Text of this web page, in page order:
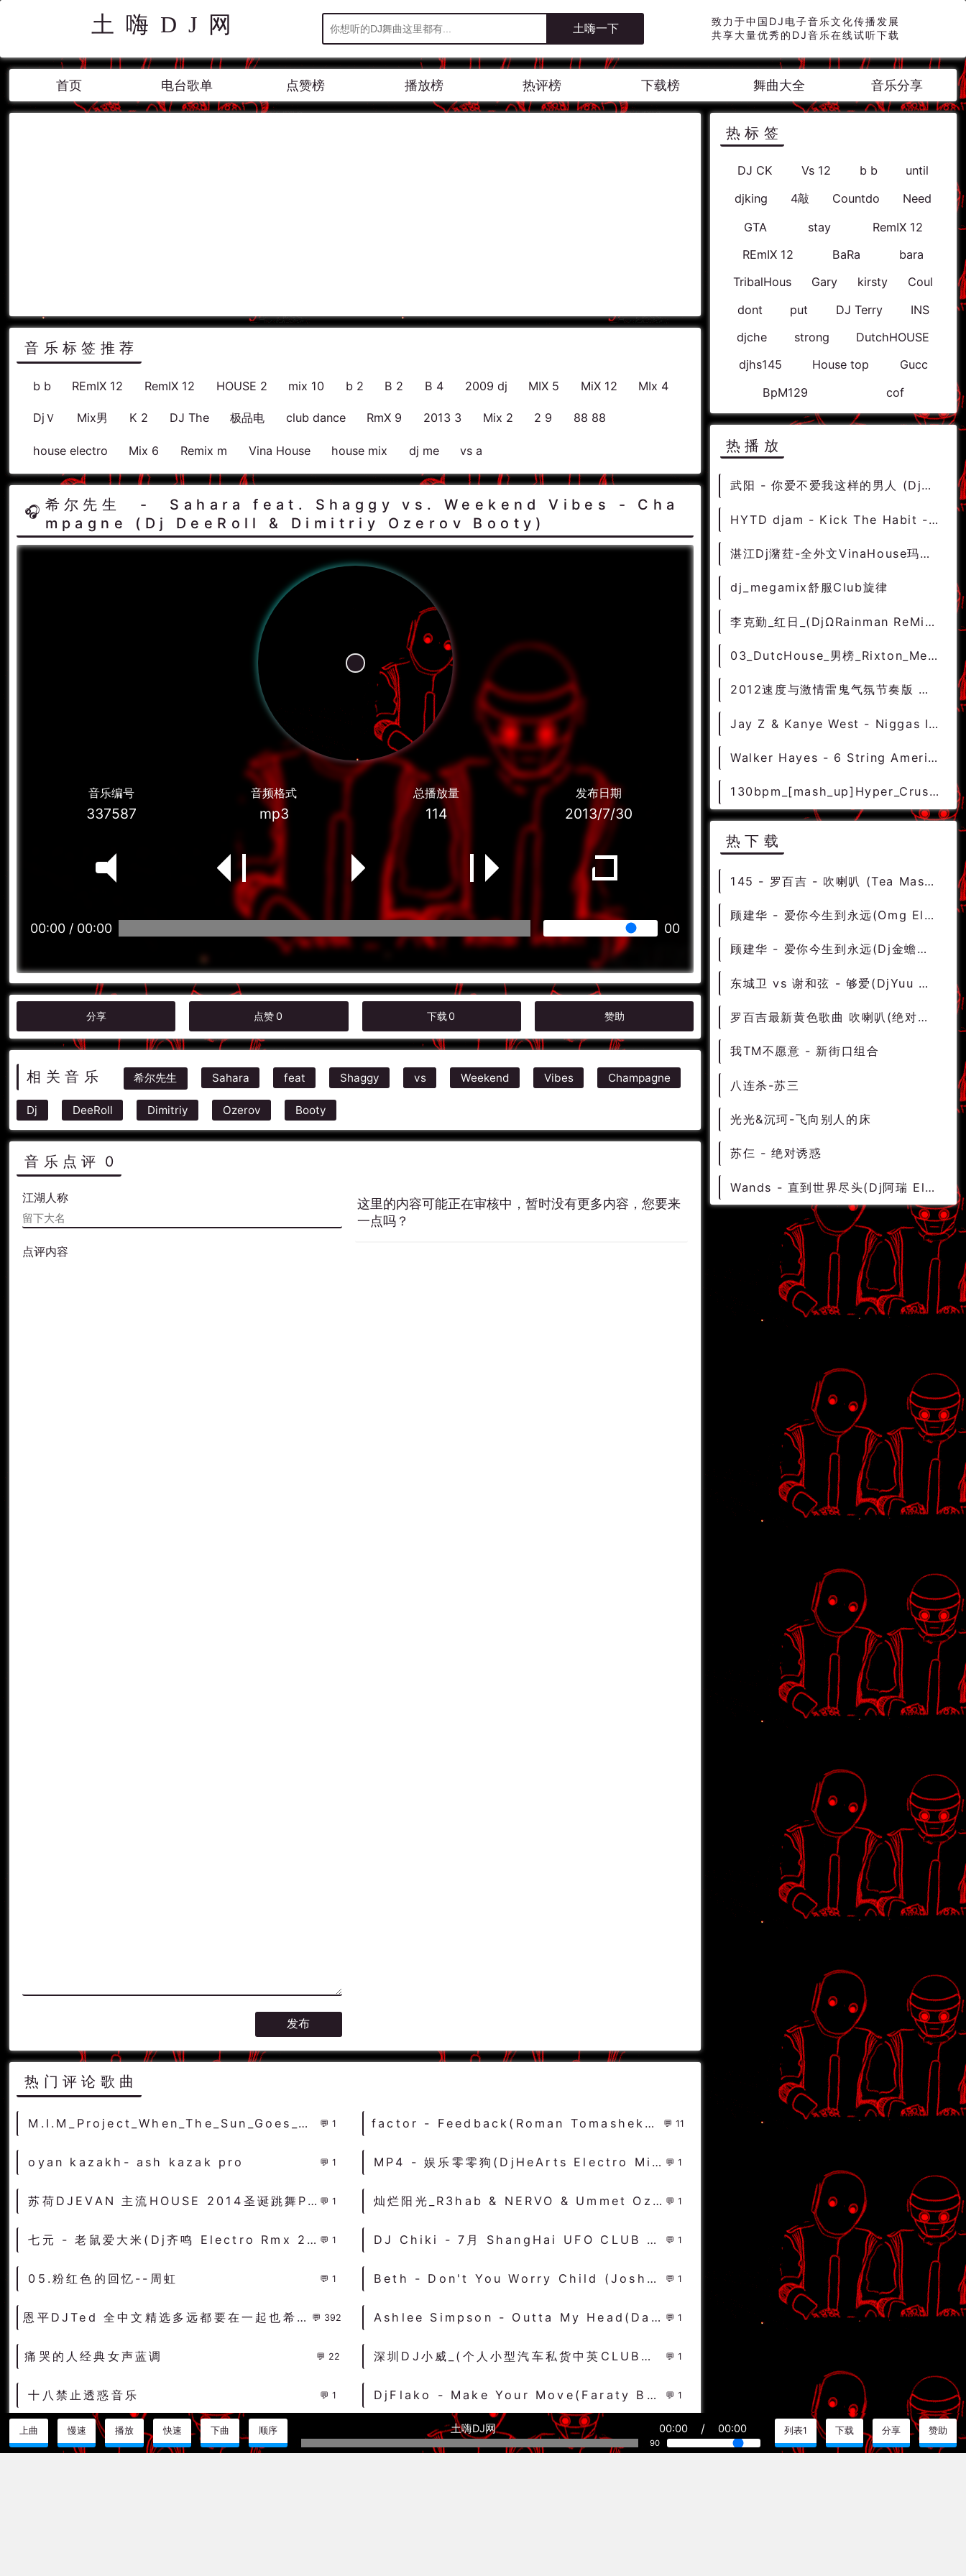
土嗨DJ网
致力于中国DJ电子音乐文化传播发展
共享大量优秀的DJ音乐在线试听下载
首页 电台歌单 点赞榜 播放榜 热评榜 下载榜 舞曲大全 音乐分享
音乐标签推荐
b b REmIX 12 RemIX 12 HOUSE 2 mix 10 b 2 B 2 B 4 2009 dj MIX 5 MiX 12 MIx 4
DjＶ Mix男 K 2 DJ The 极品电 club dance RmX 9 2013 3 Mix 2 2 9 88 88
house electro Mix 6 Remix m Vina House house mix dj me vs a
希尔先生 - Sahara feat. Shaggy vs. Weekend Vibes - Cha
mpagne (Dj DeeRoll & Dimitriy Ozerov Booty)
音乐编号
337587
音频格式
mp3
总播放量
114
发布日期
2013/7/30
00:00 / 00:00 00
分享 点赞0 下载0 赞助
相关音乐 希尔先生 Sahara feat Shaggy vs Weekend Vibes Champagne
Dj DeeRoll Dimitriy Ozerov Booty
音乐点评 0
江湖人称
点评内容
这里的内容可能正在审核中，暂时没有更多内容，您要来
一点吗？
热门评论歌曲
M.I.M_Project_When_The_Sun_Goes_GieraDj_Extended_Remix 1 factor - Feedback(Roman Tomashek Cool Edit) 11
oyan kazakh- ash kazak pro 1 MP4 - 娱乐零零狗(DjHeArts Electro Mix粤语男) - 中文Remix 中文CLUB 华语Remix 1
苏荷DJEVAN 主流HOUSE 2014圣诞跳舞PARTY 1 灿烂阳光_R3hab & NERVO & Ummet Ozcan - Revolution 1
七元 - 老鼠爱大米(Dj齐鸣 Electro Rmx 2022) - 中文Remix 中文CLUB 华语Remix 1 DJ Chiki - 7月 ShangHai UFO CLUB 现场 (宣传碟Mix) 1
05.粉红色的回忆--周虹 1 Beth - Don't You Worry Child (Joshua Grey Remix) DjMix 1
恩平DJTed 全中文精选多远都要在一起也希望大家多远都要经常联系 392 Ashlee Simpson - Outta My Head(Dat Myn Mix)-越鼓女LakHouse - 外文Remix 越南鼓 越南风格 1
痛哭的人经典女声蓝调 22 深圳DJ小威_(个人小型汽车私货中英CLUB激情慢嗨碟） 1
十八禁止透惑音乐 1 DjFlako - Make Your Move(Faraty Bounce Rmx 2024) - 外文Remix 越南鼓 越南风格 1
2014年、Dj林观金.独家提供迷你曲赠送湛江dj永东最高层次慢摇! 1
热标签
DJ CK Vs 12 b b
until
djking
4敲 Countdo Need
GTA stay
RemIX 12
REmIX 12
BaRa
bara
TribalHous
Gary kirsty
Coul
dont
put DJ Terry
INS
djche
strong
DutchHOUSE
djhs145
House top
Gucc
BpM129
cof
热播放
武阳 - 你爱不爱我这样的男人 (Djko_k Remix)
HYTD djam - Kick The Habit - Bitches
湛江Dj潴荭-全外文VinaHouse玛田风暴电音来袭超弹东南亚气氛串烧 - 慢摇串烧 超劲爆慢摇舞曲 慢嗨DJ串烧
dj_megamix舒服Club旋律
李克勤_红日_(DjΩRainman ReMix)-DJ368经典中文 [过时中文]
03_DutcHouse_男榜_Rixton_Me_My_Broken_Heart[DJ_Alek_Z_Bootleg]
2012速度与激情雷鬼气氛节奏版 【献给Danza Kuduro粉丝】
Jay Z & Kanye West - Niggas In Paris(Mighty MI Re-Twerk)
Walker Hayes - 6 String American Dream(Starjack Country Mixshow Edit)-暖场男Funky - 霓虹风格 中文霓虹 外文霓虹
130bpm_[mash_up]Hyper_Crush_WTF[djGraff_ext_mix]_
热下载
145 - 罗百吉 - 吹喇叭 (Tea Mashup Edit) 7A - 精选电音、国潮中文
顾建华 - 爱你今生到永远(Omg Electro Rmx 2022) - 中文Remix 中文CLUB 华语Remix
顾建华 - 爱你今生到永远(Dj金蟾子 Electro Rmx 2023) - 中文Remix 中文CLUB 华语Remix
东城卫 vs 谢和弦 - 够爱(DjYuu MelbourneBounce Rmx 2024) - 中文Remix 中文CLUB 华语Remix
罗百吉最新黄色歌曲 吹喇叭(绝对原版)
我TM不愿意 - 新街口组合
八连杀-苏三
光光&沉珂-飞向别人的床
苏仨 - 绝对诱惑
Wands - 直到世界尽头(Dj阿瑞 Electro Rmx 2023) - 中文Remix 中文CLUB 华语Remix
上曲 慢速 播放 快速 下曲 顺序 土嗨DJ网 00:00 / 00:00
90
列表1 下载 分享 赞助